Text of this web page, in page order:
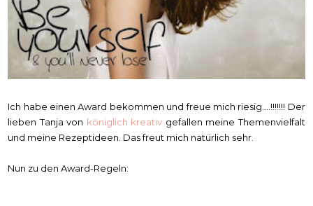
Ich habe einen Award bekommen und freue mich riesig....!!!!!!! Der
lieben Tanja von königlich kreativ gefallen meine Themenvielfalt
und meine Rezeptideen. Das freut mich natürlich sehr.
Nun zu den Award-Regeln: